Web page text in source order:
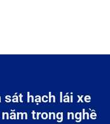
hạch lái xe
trong nghề